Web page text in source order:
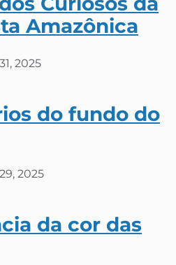
Amazônica
2025
do fundo do
2025
da cor das